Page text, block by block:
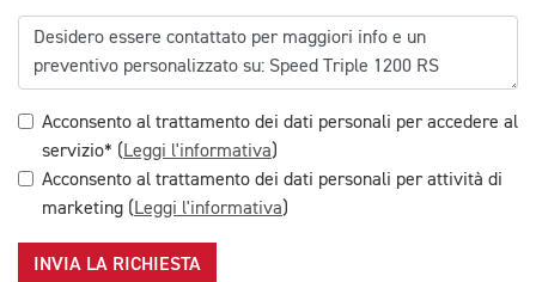
Acconsento al trattamento dei dati personali per accedere al
servizio* (Leggi l'informativa)
Acconsento al trattamento dei dati personali per attività di
marketing (Leggi l'informativa)
INVIA LA RICHIESTA